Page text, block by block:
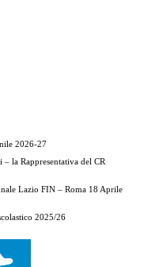
2026-27
la Rappresentativa del CR
Lazio FIN – Roma 18 Aprile
2025/26